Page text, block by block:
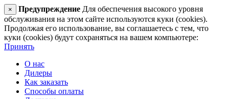
× Предупреждение Для обеспечения высокого уровня
обслуживания на этом сайте используются куки (cookies).
Продолжая его использование, вы соглашаетесь с тем, что
куки (cookies) будут сохраняться на вашем компьютере:
Принять
О нас
Дилеры
Как заказать
Способы оплаты